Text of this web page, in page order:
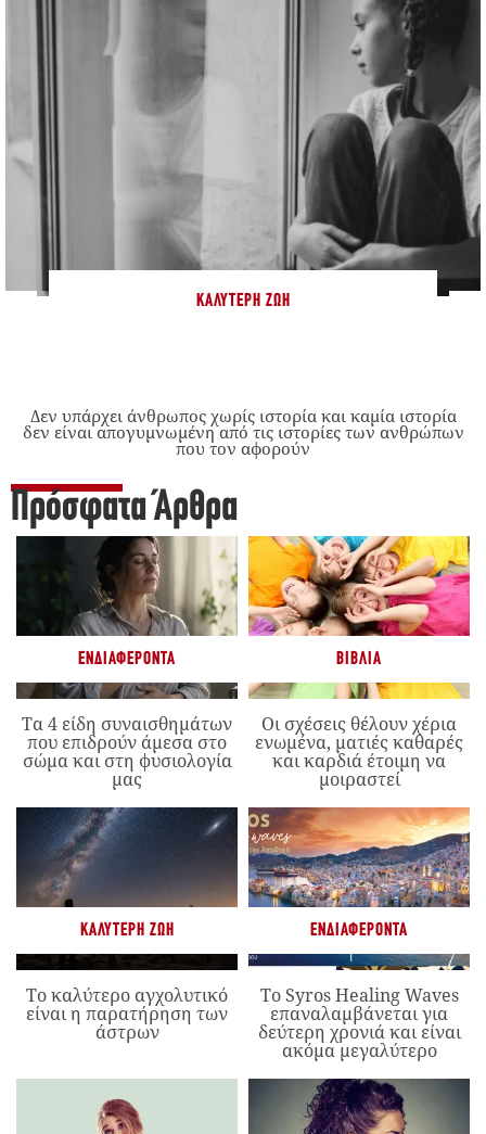
ΚΑΛΎΤΕΡΗ ΖΩΉ
Δεν υπάρχει άνθρωπος χωρίς ιστορία και καμία ιστορία
δεν είναι απογυμνωμένη από τις ιστορίες των ανθρώπων
που τον αφορούν
Πρόσφατα Άρθρα
ΕΝΔΙΑΦΈΡΟΝΤΑ
Τα 4 είδη συναισθημάτων
που επιδρούν άμεσα στο
σώμα και στη φυσιολογία
μας
ΒΙΒΛΊΑ
Οι σχέσεις θέλουν χέρια
ενωμένα, ματιές καθαρές
και καρδιά έτοιμη να
μοιραστεί
ΚΑΛΎΤΕΡΗ ΖΩΉ
Το καλύτερο αγχολυτικό
είναι η παρατήρηση των
άστρων
ΕΝΔΙΑΦΈΡΟΝΤΑ
Το Syros Healing Waves
επαναλαμβάνεται για
δεύτερη χρονιά και είναι
ακόμα μεγαλύτερο